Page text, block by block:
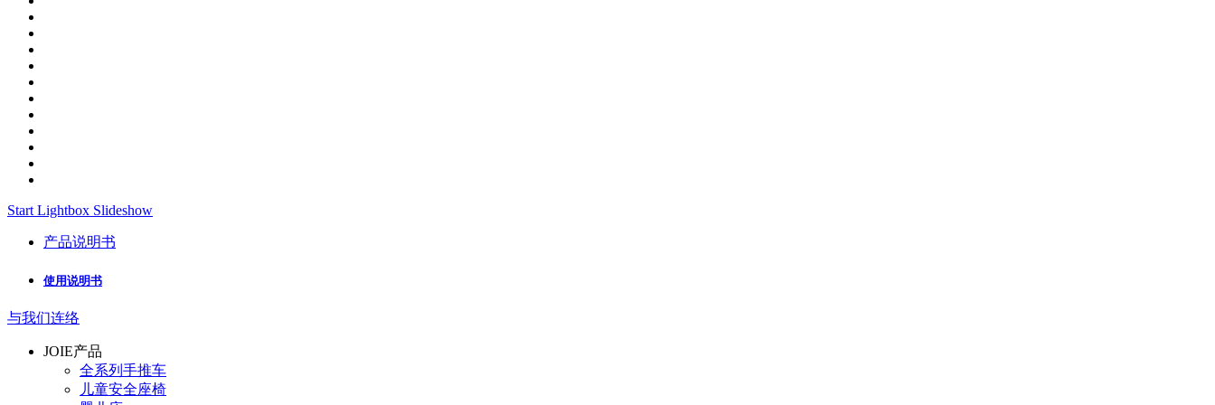
Start Lightbox Slideshow
产品说明书
使用说明书
与我们连络
JOIE产品
全系列手推车
儿童安全座椅